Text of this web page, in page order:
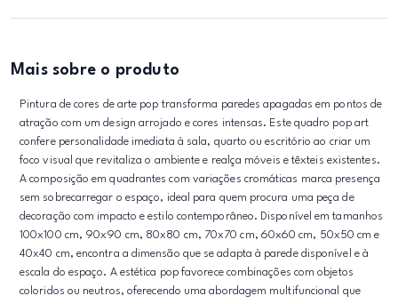
Mais sobre o produto
Pintura de cores de arte pop transforma paredes apagadas em pontos de
atração com um design arrojado e cores intensas. Este quadro pop art
confere personalidade imediata à sala, quarto ou escritório ao criar um
foco visual que revitaliza o ambiente e realça móveis e têxteis existentes.
A composição em quadrantes com variações cromáticas marca presença
sem sobrecarregar o espaço, ideal para quem procura uma peça de
decoração com impacto e estilo contemporâneo. Disponível em tamanhos
100x100 cm, 90x90 cm, 80x80 cm, 70x70 cm, 60x60 cm, 50x50 cm e
40x40 cm, encontra a dimensão que se adapta à parede disponível e à
escala do espaço. A estética pop favorece combinações com objetos
coloridos ou neutros, oferecendo uma abordagem multifuncional que